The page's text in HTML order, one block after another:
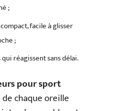
;
facile à glisser
;
réagissent sans délai.
pour sport
chaque oreille